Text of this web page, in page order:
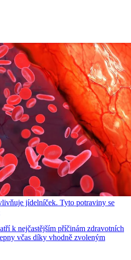
jídelníček. Tyto potraviny se
k nejčastějším příčinám zdravotních
včas díky vhodně zvoleným